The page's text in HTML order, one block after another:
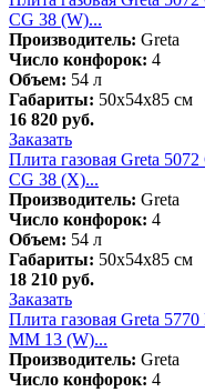
CG 38 (W)...
Производитель: Greta
Число конфорок: 4
Объем: 54 л
Габариты: 50х54х85 см
16 820 руб.
Заказать
Плита газовая Greta
CG 38 (X)...
Производитель: Greta
Число конфорок: 4
Объем: 54 л
Габариты: 50х54х85 см
18 210 руб.
Заказать
Плита газовая Greta
MM 13 (W)...
Производитель: Greta
Число конфорок: 4